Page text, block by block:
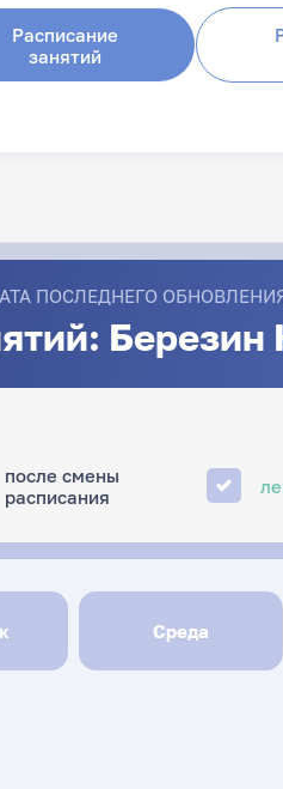
Расписание
занятий
ПОСЛЕДНЕГО
после смены
расписания
Среда